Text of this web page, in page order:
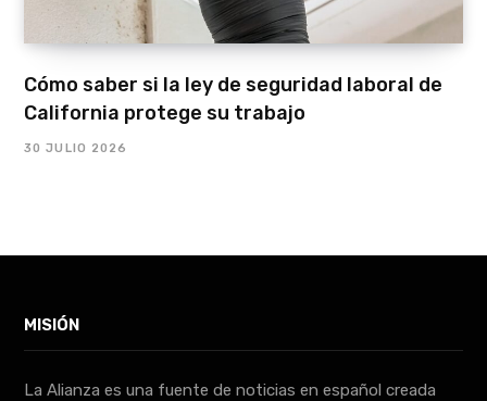
Cómo saber si la ley de seguridad laboral de
California protege su trabajo
30 JULIO 2026
MISIÓN
La Alianza es una fuente de noticias en español creada